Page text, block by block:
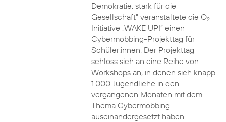
Demokratie, stark für die
Gesellschaft” veranstaltete die O2
Initiative „WAKE UP!“ einen
Cybermobbing-Projekttag für
Schüler:innen. Der Projekttag
schloss sich an eine Reihe von
Workshops an, in denen sich knapp
1.000 Jugendliche in den
vergangenen Monaten mit dem
Thema Cybermobbing
auseinandergesetzt haben.